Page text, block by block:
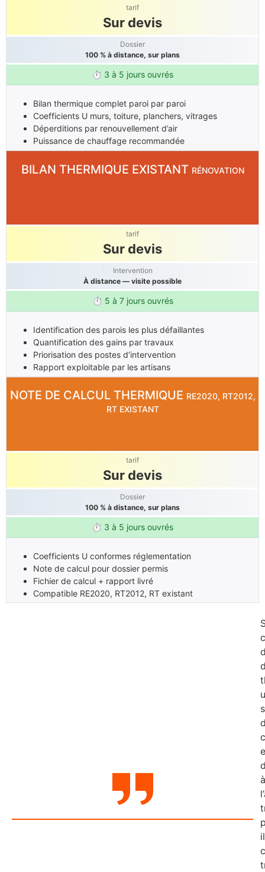
tarif
Sur devis
Dossier
100 % à distance, sur plans
⏱ 3 à 5 jours ouvrés
Bilan thermique complet paroi par paroi
Coefficients U murs, toiture, planchers, vitrages
Déperditions par renouvellement d’air
Puissance de chauffage recommandée
BILAN THERMIQUE EXISTANT RÉNOVATION
tarif
Sur devis
Intervention
À distance — visite possible
⏱ 5 à 7 jours ouvrés
Identification des parois les plus défaillantes
Quantification des gains par travaux
Priorisation des postes d’intervention
Rapport exploitable par les artisans
NOTE DE CALCUL THERMIQUE RE2020, RT2012,
RT EXISTANT
tarif
Sur devis
Dossier
100 % à distance, sur plans
⏱ 3 à 5 jours ouvrés
Coefficients U conformes réglementation
Note de calcul pour dossier permis
Fichier de calcul + rapport livré
Compatible RE2020, RT2012, RT existant
à
il